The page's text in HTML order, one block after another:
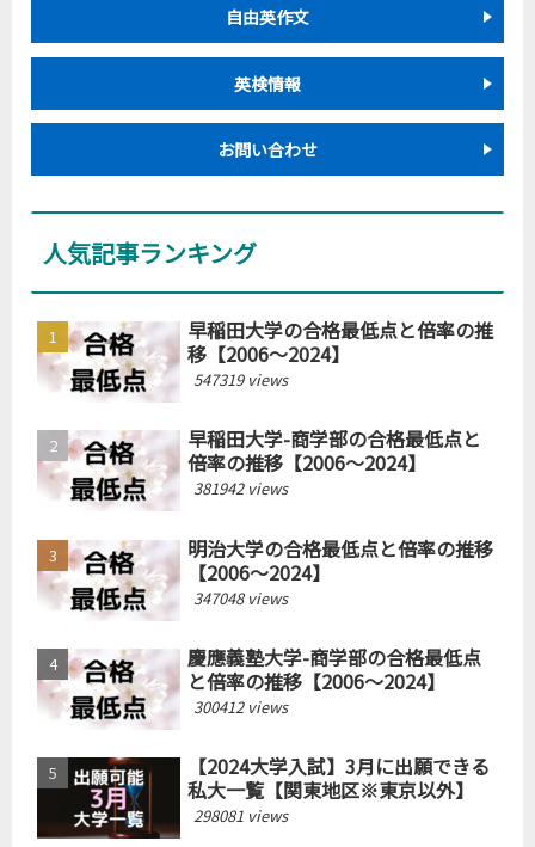
自由英作文
英検情報
お問い合わせ
人気記事ランキング
早稲田大学の合格最低点と倍率の推
移【2006～2024】
547319 views
早稲田大学-商学部の合格最低点と
倍率の推移【2006～2024】
381942 views
明治大学の合格最低点と倍率の推移
【2006～2024】
347048 views
慶應義塾大学-商学部の合格最低点
と倍率の推移【2006～2024】
300412 views
【2024大学入試】3月に出願できる
私大一覧【関東地区※東京以外】
298081 views